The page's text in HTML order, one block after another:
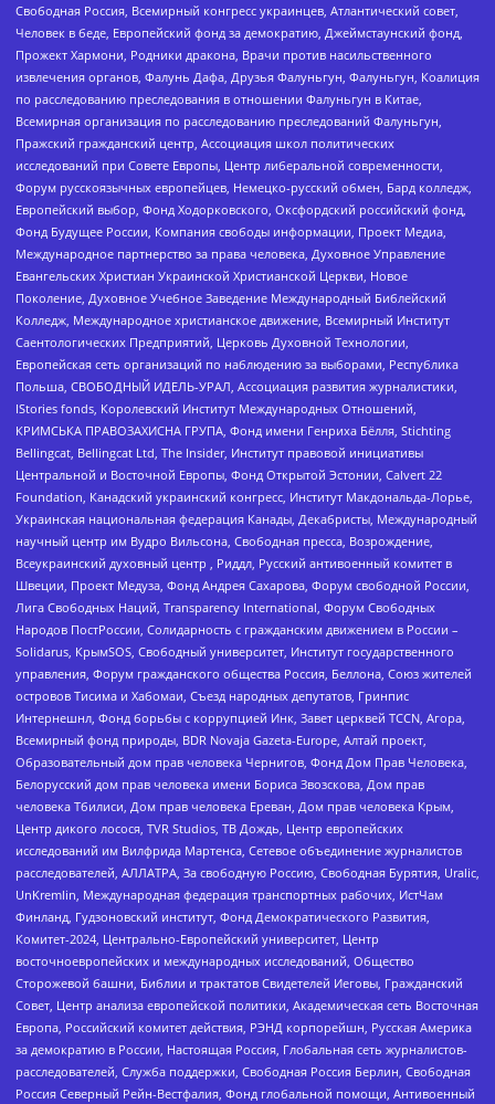
Свободная Россия, Всемирный конгресс украинцев, Атлантический совет,
Человек в беде, Европейский фонд за демократию, Джеймстаунский фонд,
Прожект Хармони, Родники дракона, Врачи против насильственного
извлечения органов, Фалунь Дафа, Друзья Фалуньгун, Фалуньгун, Коалиция
по расследованию преследования в отношении Фалуньгун в Китае,
Всемирная организация по расследованию преследований Фалуньгун,
Пражский гражданский центр, Ассоциация школ политических
исследований при Совете Европы, Центр либеральной современности,
Форум русскоязычных европейцев, Немецко-русский обмен, Бард колледж,
Европейский выбор, Фонд Ходорковского, Оксфордский российский фонд,
Фонд Будущее России, Компания свободы информации, Проект Медиа,
Международное партнерство за права человека, Духовное Управление
Евангельских Христиан Украинской Христианской Церкви, Новое
Поколение, Духовное Учебное Заведение Международный Библейский
Колледж, Международное христианское движение, Всемирный Институт
Саентологических Предприятий, Церковь Духовной Технологии,
Европейская сеть организаций по наблюдению за выборами, Республика
Польша, СВОБОДНЫЙ ИДЕЛЬ-УРАЛ, Ассоциация развития журналистики,
IStories fonds, Королевский Институт Международных Отношений,
КРИМСЬКА ПРАВОЗАХИСНА ГРУПА, Фонд имени Генриха Бёлля, Stichting
Bellingcat, Bellingcat Ltd, The Insider, Институт правовой инициативы
Центральной и Восточной Европы, Фонд Открытой Эстонии, Calvert 22
Foundation, Канадский украинский конгресс, Институт Макдональда-Лорье,
Украинская национальная федерация Канады, Декабристы, Международный
научный центр им Вудро Вильсона, Свободная пресса, Возрождение,
Всеукраинский духовный центр , Риддл, Русский антивоенный комитет в
Швеции, Проект Медуза, Фонд Андрея Сахарова, Форум свободной России,
Лига Свободных Наций, Transparеncy International, Форум Свободных
Народов ПостРоссии, Солидарность с гражданским движением в России –
Solidarus, КрымSOS, Свободный университет, Институт государственного
управления, Форум гражданского общества Россия, Беллона, Союз жителей
островов Тисима и Хабомаи, Съезд народных депутатов, Гринпис
Интернешнл, Фонд борьбы с коррупцией Инк, Завет церквей TCCN, Агора,
Всемирный фонд природы, BDR Novaja Gazeta-Europe, Алтай проект,
Образовательный дом прав человека Чернигов, Фонд Дом Прав Человека,
Белорусский дом прав человека имени Бориса Звозскова, Дом прав
человека Тбилиси, Дом прав человека Ереван, Дом прав человека Крым,
Центр дикого лосося, TVR Studios, ТВ Дождь, Центр европейских
исследований им Вилфрида Мартенса, Сетевое объединение журналистов
расследователей, АЛЛАТРА, За свободную Россию, Свободная Бурятия, Uralic,
UnKremlin, Международная федерация транспортных рабочих, ИстЧам
Финланд, Гудзоновский институт, Фонд Демократического Развития,
Комитет-2024, Центрально-Европейский университет, Центр
восточноевропейских и международных исследований, Общество
Сторожевой башни, Библии и трактатов Свидетелей Иеговы, Гражданский
Совет, Центр анализа европейской политики, Академическая сеть Восточная
Европа, Российский комитет действия, РЭНД корпорейшн, Русская Америка
за демократию в России, Настоящая Россия, Глобальная сеть журналистов-
расследователей, Служба поддержки, Свободная Россия Берлин, Свободная
Россия Северный Рейн-Вестфалия, Фонд глобальной помощи, Антивоенный